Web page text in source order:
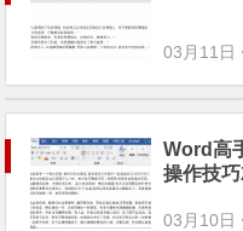
03月11日
Word高
操作技
03月10日